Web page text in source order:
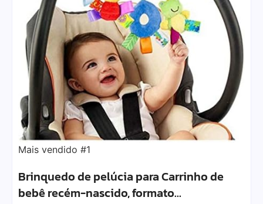
Mais vendido #1
Brinquedo de pelúcia para Carrinho de
bebê recém-nascido, formato…